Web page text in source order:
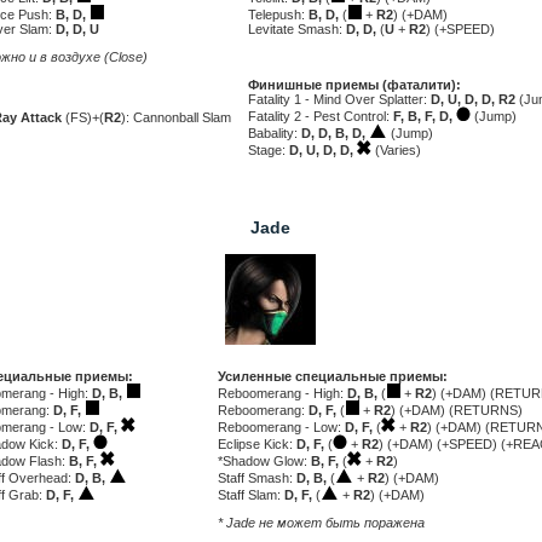
Push: B, D,
Slam: D, D, U
Telepush: B, D, ( + R2) (+DAM)
Levitate Smash: D, D, (U + R2) (+SPEED)
и в воздухе (Close)
Attack (FS)+(R2): Cannonball Slam
Финишные приемы (фаталити):
Fatality 1 - Mind Over Splatter: D, U, D, D, R2
Fatality 2 - Pest Control: F, B, F, D,
(Jump)
Babality: D, D, B, D,
(Jump)
Stage: D, U, D, D, (Varies)
Jade
приемы:
- High: D, B,
D, F,
- Low: D, F,
Kick: D, F,
Flash: B, F,
Overhead: D, B,
Grab: D, F,
Усиленные специальные приемы:
Reboomerang - High: D, B,( + R2) (+DAM)
Reboomerang: D, F,( + R2) (+DAM) (RETURNS)
Reboomerang - Low: D, F,( + R2) (+DAM)
Eclipse Kick: D, F,( + R2) (+DAM) (+SPEED)
*Shadow Glow: B, F,( + R2)
Staff Smash: D, B,( + R2) (+DAM)
Staff Slam: D, F, ( + R2) (+DAM)
* Jade не может быть поражена